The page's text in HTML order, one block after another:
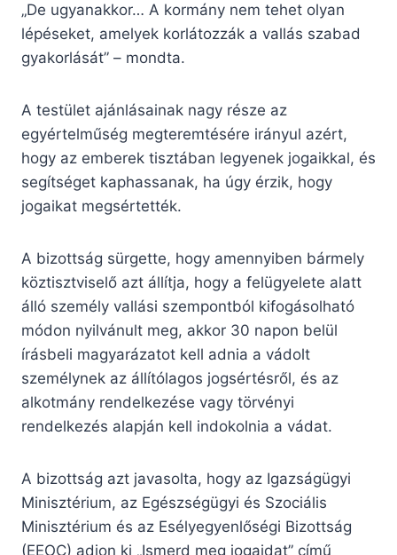
„De ugyanakkor… A kormány nem tehet olyan
lépéseket, amelyek korlátozzák a vallás szabad
gyakorlását” – mondta.
A testület ajánlásainak nagy része az
egyértelműség megteremtésére irányul azért,
hogy az emberek tisztában legyenek jogaikkal, és
segítséget kaphassanak, ha úgy érzik, hogy
jogaikat megsértették.
A bizottság sürgette, hogy amennyiben bármely
köztisztviselő azt állítja, hogy a felügyelete alatt
álló személy vallási szempontból kifogásolható
módon nyilvánult meg, akkor 30 napon belül
írásbeli magyarázatot kell adnia a vádolt
személynek az állítólagos jogsértésről, és az
alkotmány rendelkezése vagy törvényi
rendelkezés alapján kell indokolnia a vádat.
A bizottság azt javasolta, hogy az Igazságügyi
Minisztérium, az Egészségügyi és Szociális
Minisztérium és az Esélyegyenlőségi Bizottság
(EEOC) adjon ki „Ismerd meg jogaidat” című